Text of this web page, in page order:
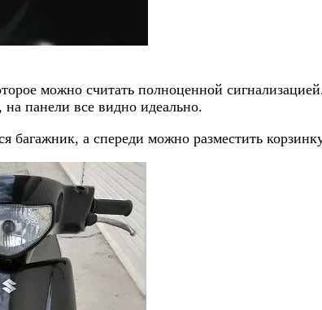
можно считать полноценной
на панели все видно идеально.
багажник, а спереди можно разместить